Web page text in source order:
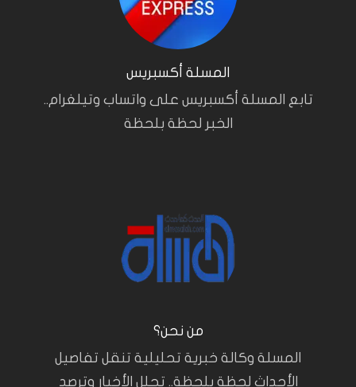
المسلة أكسبريس
تابع المسلة أكسبريس على واتساب وتيلغرام..
الخبر لحظة بلحظة
من نحن؟
المسلة وكالة خبرية تحليلية تنقل تفاصيل
الأحداث لحظة بلحظة.. تحلل الأخبار وترصد